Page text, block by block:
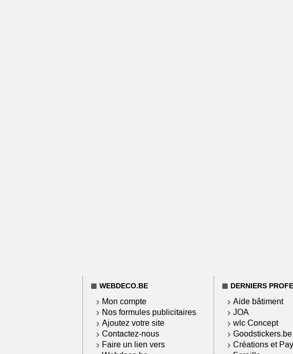
WEBDECO.BE
Mon compte
Nos formules publicitaires
Ajoutez votre site
Contactez-nous
Faire un lien vers
DERNIERS
Aide bâtiment
JOA
wlc Concept
Goodstickers.be
Créations et